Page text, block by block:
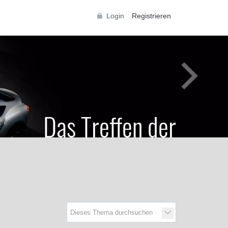
Login Registrieren
Das Treffen der